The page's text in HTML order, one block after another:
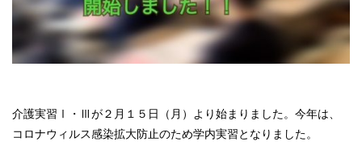
介護実習Ⅰ・Ⅲが２月１５日（月）より始まりました。今年は、
コロナウィルス感染拡大防止のため学内実習となりました。